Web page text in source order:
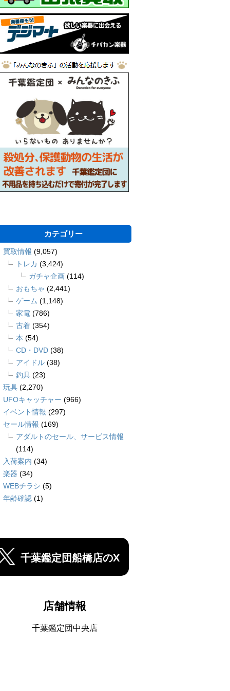
カテゴリー
買取情報 (9,057)
トレカ (3,424)
ガチャ企画 (114)
おもちゃ (2,441)
ゲーム (1,148)
家電 (786)
古着 (354)
本 (54)
CD・DVD (38)
アイドル (38)
釣具 (23)
玩具 (2,270)
UFOキャッチャー (966)
イベント情報 (297)
セール情報 (169)
アダルトのセール、サービス情報
(114)
入荷案内 (34)
楽器 (34)
WEBチラシ (5)
年齢確認 (1)
千葉鑑定団船橋店のX
店舗情報
千葉鑑定団中央店